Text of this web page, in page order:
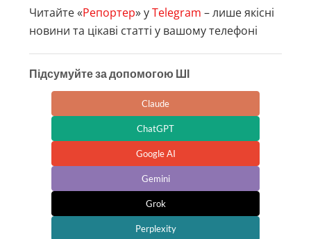
Читайте «Репортер» уTelegram – лише якісні
новини та цікаві статті у вашому телефоні
Підсумуйте за допомогою ШІ
Claude
ChatGPT
Google AI
Gemini
Grok
Perplexity